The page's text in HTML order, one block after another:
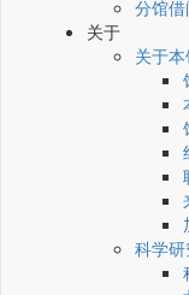
分馆
关于
关于
科学